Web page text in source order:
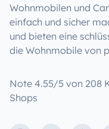
Wohnmobilen und
einfach und sicher
und bieten eine
die Wohnmobile von
Note 4.55/5 von 208
Shops